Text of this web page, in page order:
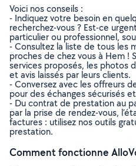
Voici nos conseils :
- Indiquez votre besoin en
recherchez-vous ? Est-ce
particulier ou professionnel,
- Consultez la liste de tous les
proches de chez vous à Hem !
services proposés, les photos
et avis laissés par leurs clients.
- Conversez avec les offreurs
pour des échanges sécurisés
- Du contrat de prestation au
par la prise de rendez-vous,
factures : utilisez nos outils
prestation.
Comment fonctionne